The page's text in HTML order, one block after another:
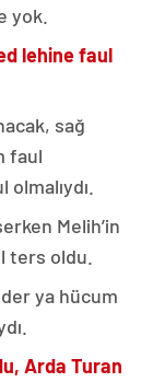
yok.
lehine faul
sağ
faul
Melih’in
ters oldu.
ya hücum
Arda Turan